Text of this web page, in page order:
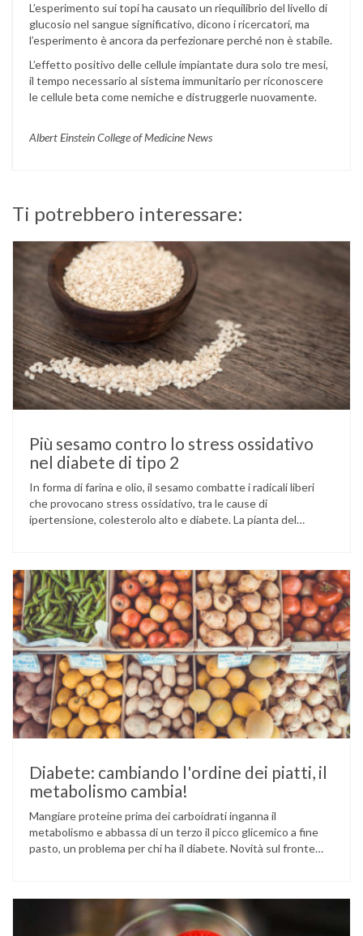
L’esperimento sui topi ha causato un riequilibrio del livello di
glucosio nel sangue significativo, dicono i ricercatori, ma
l’esperimento è ancora da perfezionare perché non è stabile.
L’effetto positivo delle cellule impiantate dura solo tre mesi,
il tempo necessario al sistema immunitario per riconoscere
le cellule beta come nemiche e distruggerle nuovamente.
Albert Einstein College of Medicine News
Ti potrebbero interessare:
Più sesamo contro lo stress ossidativo
nel diabete di tipo 2
In forma di farina e olio, il sesamo combatte i radicali liberi
che provocano stress ossidativo, tra le cause di
ipertensione, colesterolo alto e diabete. La pianta del
utilizzati per la preparazione di numerosi piatti, ma …
Diabete: cambiando l'ordine dei piatti, il
metabolismo cambia!
Mangiare proteine prima dei carboidrati inganna il
metabolismo e abbassa di un terzo il picco glicemico a fine
pasto, un problema per chi ha il diabete. Novità sul fronte
come ingannare il metabolismo ed evitare che gli zuccheri …